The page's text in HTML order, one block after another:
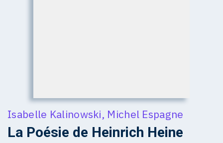
Isabelle Kalinowski, Michel Espagne
La Poésie de Heinrich Heine